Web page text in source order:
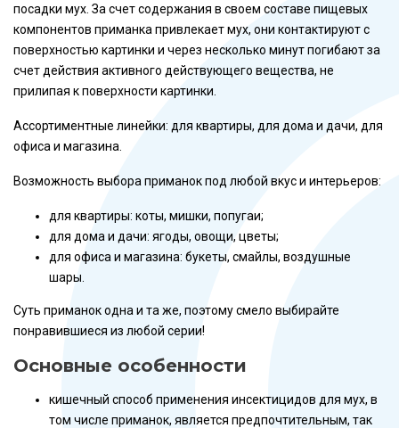
посадки мух. За счет содержания в своем составе пищевых
компонентов приманка привлекает мух, они контактируют с
поверхностью картинки и через несколько минут погибают за
счет действия активного действующего вещества, не
прилипая к поверхности картинки.
Ассортиментные линейки: для квартиры, для дома и дачи, для
офиса и магазина.
Возможность выбора приманок под любой вкус и интерьеров:
для квартиры: коты, мишки, попугаи;
для дома и дачи: ягоды, овощи, цветы;
для офиса и магазина: букеты, смайлы, воздушные
шары.
Суть приманок одна и та же, поэтому смело выбирайте
понравившиеся из любой серии!
Основные особенности
кишечный способ применения инсектицидов для мух, в
том числе приманок, является предпочтительным, так